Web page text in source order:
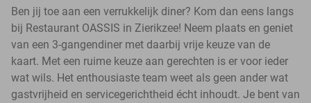
Ben jij toe aan een verrukkelijk diner? Kom dan eens langs
bij Restaurant OASSIS in Zierikzee! Neem plaats en geniet
van een 3-gangendiner met daarbij vrije keuze van de
kaart. Met een ruime keuze aan gerechten is er voor ieder
wat wils. Het enthousiaste team weet als geen ander wat
gastvrijheid en servicegerichtheid écht inhoudt. Je bent van